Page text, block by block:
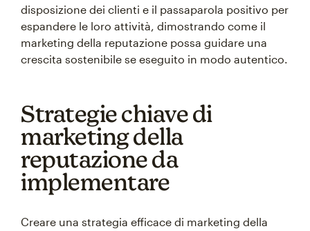
disposizione dei clienti e il passaparola positivo per
espandere le loro attività, dimostrando come il
marketing della reputazione possa guidare una
crescita sostenibile se eseguito in modo autentico.
Strategie chiave di
marketing della
reputazione da
implementare
Creare una strategia efficace di marketing della